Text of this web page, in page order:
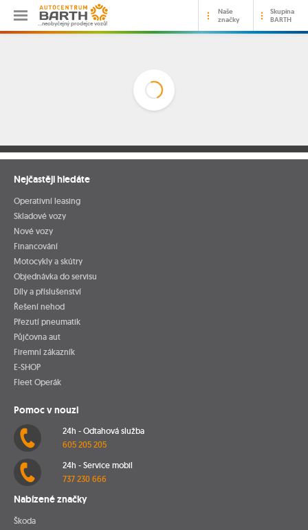
…neobyčejný prodejce vozů!
Naše
značky
Skupina
BARTH
Nejčastěji hledáte
Operativní leasing
Skladové vozy
Nové vozy
Financování
Motocykly a skútry
Objednávka do servisu
Díly a příslušenství
Řešení nehod
Přezutí pneumatik
Půjčovna aut
Firemní zákazník
E-SHOP
Fleet Operák
Pomoc v nouzi
24h - Odtahová služba
605 205 205
24h - Service mobil
737 230 666
Nabízené značky
Škoda